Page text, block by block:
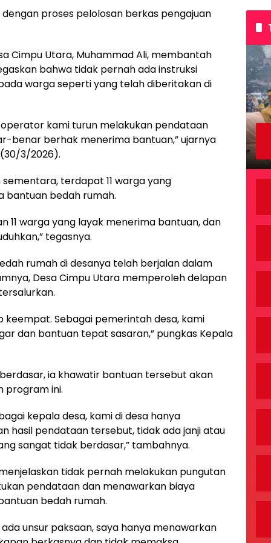
proses pelolosan berkas pengajuan
Cimpu Utara, Muhammad Ali, membantah
bahwa tidak pernah ada instruksi
warga seperti yang telah diberitakan di
kami turun melakukan pendataan
benar berhak menerima bantuan,” ujarnya
3/2026).
terdapat 11 warga yang
bantuan bedah rumah.
11 warga yang layak menerima bantuan, dan
tegasnya.
rumah di desanya telah berjalan dalam
Desa Cimpu Utara memperoleh delapan
keempat. Sebagai pemerintah desa, kami
dan bantuan tepat sasaran,” pungkas Kepala
ia khawatir bantuan tersebut akan
program ini.
kepala desa, kami di desa hanya
hasil pendataan tersebut, tidak ada janji atau
sangat tidak berdasar,” tambahnya.
tidak pernah melakukan pungutan
pendataan dan menawarkan biaya
bedah rumah.
unsur paksaan, saya hanya menawarkan